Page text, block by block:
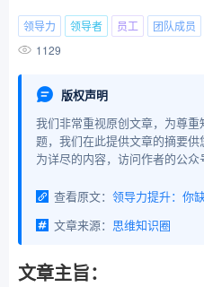
领导力 领导者 员工 团队成员
1129
版权声明
我们非常重视原创文章，为尊
题，我们在此提供文章的摘要
为详尽的内容，访问作者的公众
查看原文： 领导力提升：你
文章来源： 思维知识圈
文章主旨：